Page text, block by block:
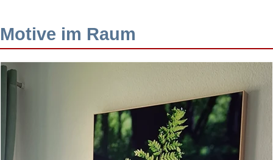
Motive im Raum